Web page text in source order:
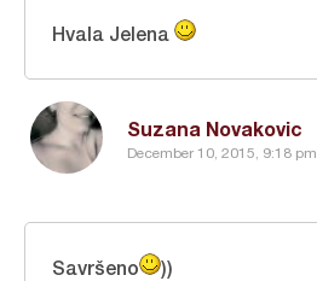
Suzana Novakovic
December 10, 2015, 9:18 pm
Hvala Jelena
Savršeno ))